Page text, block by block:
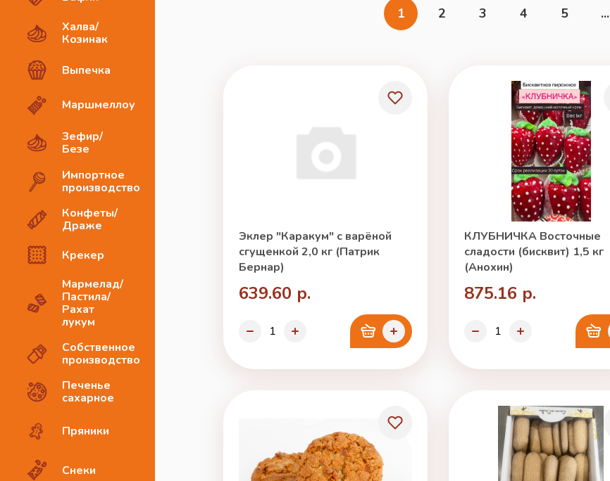
Халва/
Козинак
Выпечка
Маршмеллоу
Зефир/
Безе
Импортное
производство
Конфеты/
Драже
Крекер
Мармелад/
Пастила/
Рахат
лукум
Собственное
производство
Печенье
сахарное
Пряники
Снеки
1 2 3 4 5 ...
Эклер "Каракум" с варёной
сгущенкой 2,0 кг (Патрик
Бернар)
639.60 р.
КЛУБНИЧКА Восточные
сладости (бисквит) 1,5 кг
(Анохин)
875.16 р.